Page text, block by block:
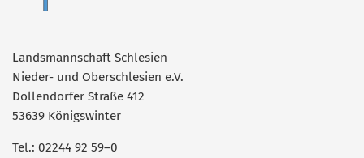
Landsmannschaft Schlesien
Nieder- und Oberschlesien e.V.
Dollendorfer Straße 412
53639 Königswinter
Tel.: 02244 92 59–0